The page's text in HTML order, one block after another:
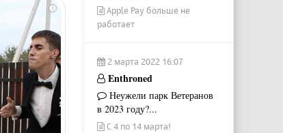
i
Apple Pay больше не
работает
2 марта 2022 16:07
Enthroned
Неужели парк Ветеранов
в 2023 году?...
С 4 по 14 марта!